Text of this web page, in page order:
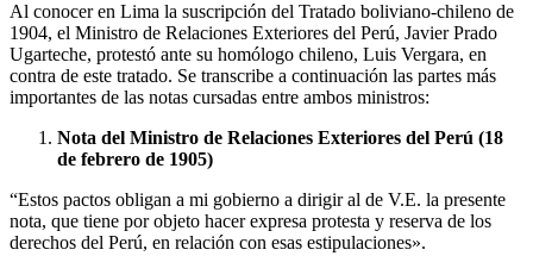
Al conocer en Lima la suscripción del Tratado boliviano-chileno de
1904, el Ministro de Relaciones Exteriores del Perú, Javier Prado
Ugarteche, protestó ante su homólogo chileno, Luis Vergara, en
contra de este tratado. Se transcribe a continuación las partes más
importantes de las notas cursadas entre ambos ministros:
Nota del Ministro de Relaciones Exteriores del Perú (18
de febrero de 1905)
“Estos pactos obligan a mi gobierno a dirigir al de V.E. la presente
nota, que tiene por objeto hacer expresa protesta y reserva de los
derechos del Perú, en relación con esas estipulaciones».